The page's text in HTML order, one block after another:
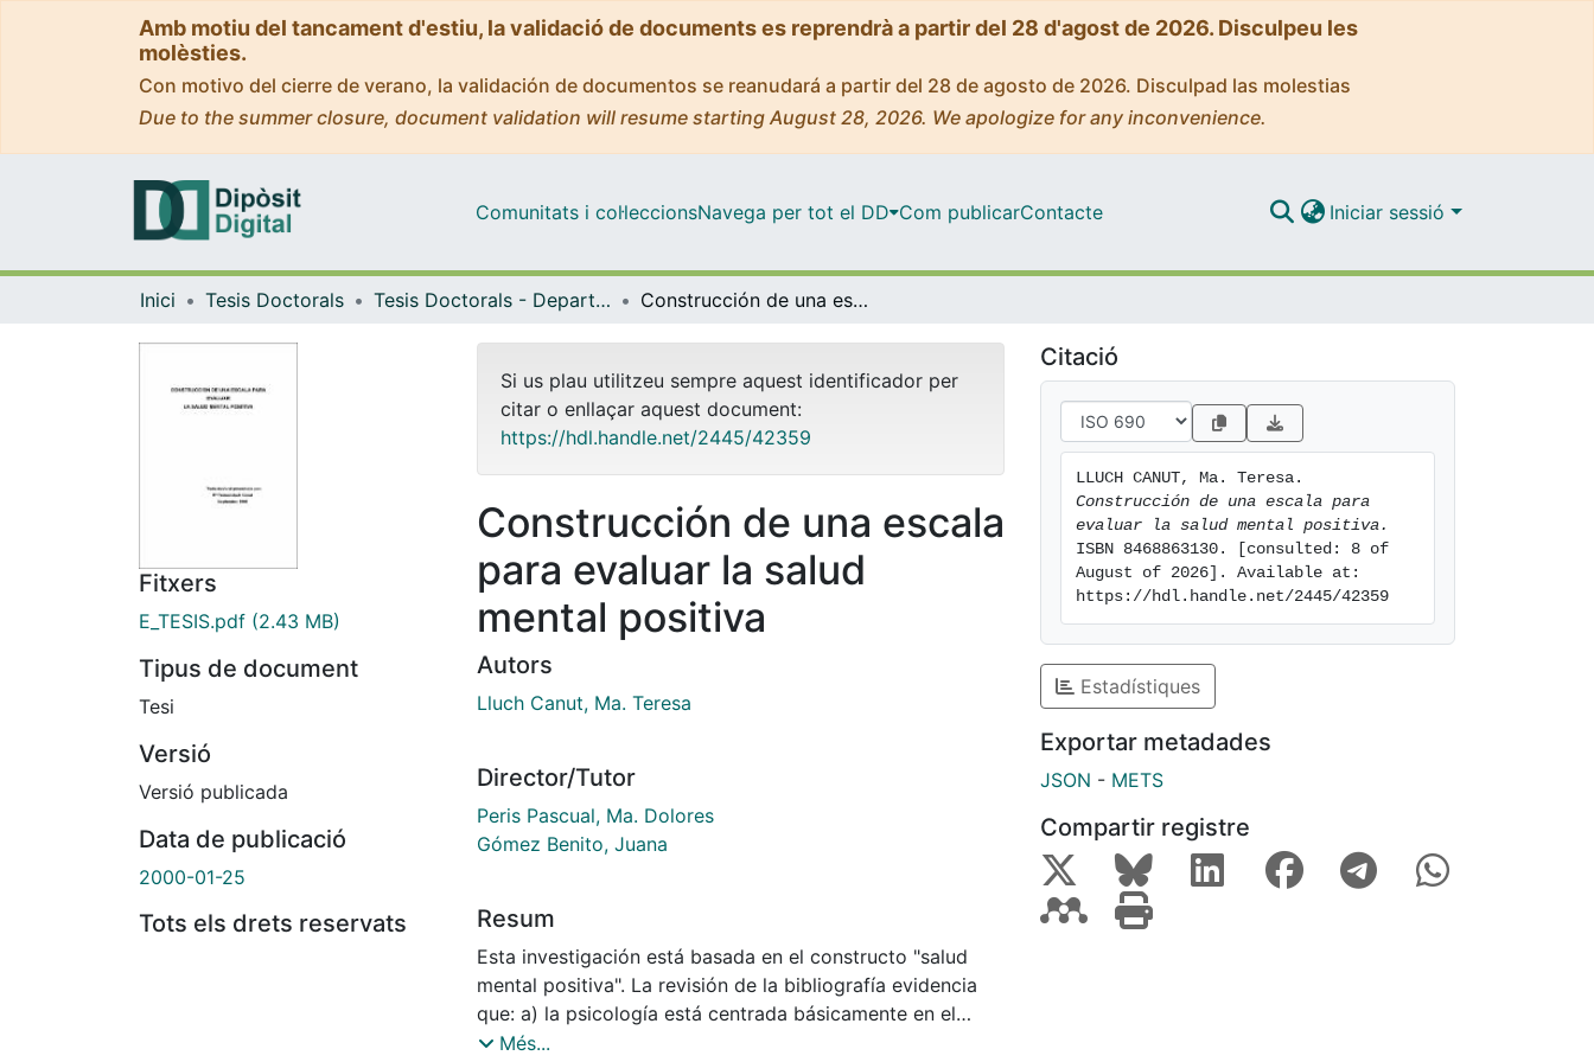
Amb motiu del tancament d'estiu, la validació de documents es reprendrà a partir del 28 d'agost de 2026. Disculpeu les
molèsties.
Con motivo del cierre de verano, la validación de documentos se reanudará a partir del 28 de agosto de 2026. Disculpad las molestias
Due to the summer closure, document validation will resume starting August 28, 2026. We apologize for any inconvenience.
Comunitats i col·leccionsNavega per tot el DD Com publicarContacte Iniciar sessió
Inici Tesis Doctorals Tesis Doctorals - Departament - Metodologia de les Ciències del Comportament Construcción de una escala para evaluar la salud mental positiva
Fitxers
E_TESIS.pdf (2.43 MB)
Tipus de document
Tesi
Versió
Versió publicada
Data de publicació
2000-01-25
Tots els drets reservats
Si us plau utilitzeu sempre aquest identificador per
citar o enllaçar aquest document:
https://hdl.handle.net/2445/42359
Construcción de una escala
para evaluar la salud
mental positiva
Autors
Lluch Canut, Ma. Teresa
Director/Tutor
Peris Pascual, Ma. Dolores
Gómez Benito, Juana
Resum
Esta investigación está basada en el constructo "salud
mental positiva". La revisión de la bibliografía evidencia
que: a) la psicología está centrada básicamente en el
estudio de la perspectiva negativa de salud; b) existe un
Més...
Citació
Construcción de una escala para
evaluar la salud mental positiva.
ISBN 8468863130. [consulted: 8 of
August of 2026]. Available at:
https://hdl.handle.net/2445/42359
Estadístiques
Exportar metadades
JSON - METS
Compartir registre